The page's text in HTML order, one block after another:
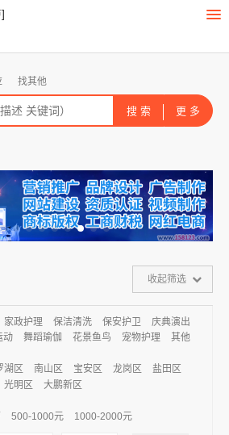
]
找其他
收起筛选
家政护理 保洁清洗 保安护卫
庆典演出
动 舞蹈瑜伽 花景鱼鸟 宠物护理 其他
湖区 南山区 宝安区 龙岗区
盐田区
光明区 大鹏新区
500-1000元 1000-2000元